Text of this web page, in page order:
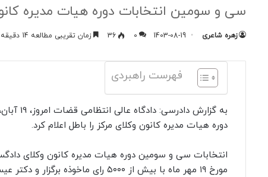
سی و سومین انتخابات دوره هیات مدیره
زهره شاعری 1403-08-19
0
36 زمان تقریبی مطالعه 14 دقیقه
فهرست راهبردی
به گزارش
دوره هیات مدیره کانون وکلای مرکز را باطل اعلام کرد.
انتخابات سی و سومین دوره هیات مدیره کانون وکلای
مورخ ۱۹ مهر ماه با بیش از ۵۰۰۰ رای